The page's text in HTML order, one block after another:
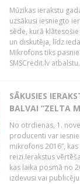
Mūzikas ierakstu
uzsākusi iesniegto
sēde, kurā
un diskutēja, līdz
Mikrofons tiks
SMSCredit.lv
SĀKUSIES
BALVAI “ZELTA
No otrdienas, 1.
producenti var
mikrofons 2016”,
reizi.Ierakstus
kas laika posmā no
izdevusi vai